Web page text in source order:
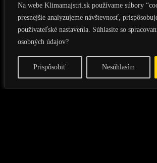
Na webe Klimamajstri.sk používame súbory
presnejšie analyzujeme návštevnosť,
používateľské nastavenia. Súhlasíte so
osobných údajov?
Prispôsobiť Nesúhlasím
INFORMÁCIE
Obchodné podmienky
Ochrana osobných údajov
Zaslať dopyt